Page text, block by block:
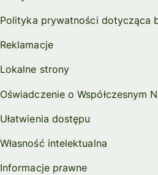
Polityka prywatności dotycząca
Reklamacje
Lokalne strony
Oświadczenie o Współczesnym
Ułatwienia dostępu
Własność intelektualna
Informacje prawne